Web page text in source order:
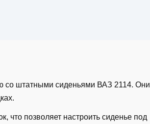
со штатными сиденьями ВАЗ 2114. Они
что позволяет настроить сиденье под